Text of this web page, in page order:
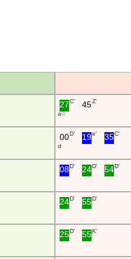
27C'
a ☆
45Z'
00D'
d
19e' 35C'
08D' 24D' 54D'
24D' 55D'
25D' 55K'